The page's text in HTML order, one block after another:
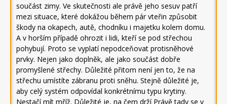
součást zimy. Ve skutečnosti ale právě jeho sesuv patří
mezi situace, které dokážou během pár vteřin způsobit
škody na okapech, autě, chodníku i majetku kolem domu.
A v horším případě ohrozit i lidi, kteří se pod střechou
pohybují. Proto se vyplatí nepodceňovat protisněhové
prvky. Nejen jako doplněk, ale jako součást dobře
promyšlené střechy. Důležité přitom není jen to, že na
střechu umístíte zábranu proti sněhu. Stejně důležité je,
aby celý systém odpovídal konkrétnímu typu krytiny.
Nestačí mít mříž. Důležité je, na čem drží Právě tady se v